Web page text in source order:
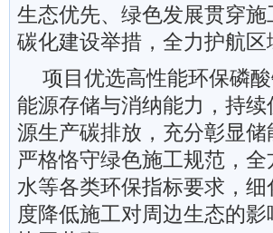
生态优先、绿色发展贯穿
碳化建设举措，全力护航区
项目优选高性能环保磷
能源存储与消纳能力，持
源生产碳排放，充分彰显
严格恪守绿色施工规范，
水等各类环保指标要求，
度降低施工对周边生态的